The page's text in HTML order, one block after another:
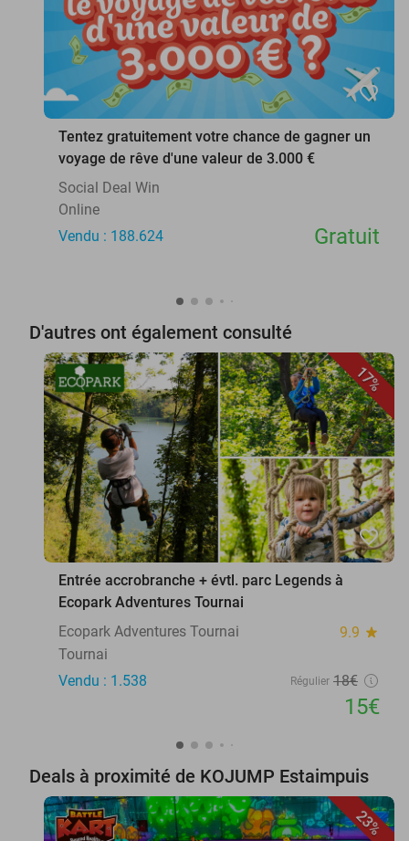
favorite_border
Tentez gratuitement votre chance de gagner un
voyage de rêve d'une valeur de 3.000 €
Social Deal Win
Online
Vendu : 188.624
Gratuit
D'autres ont également consulté
17%
favorite_border
Entrée accrobranche + évtl. parc Legends à
Ecopark Adventures Tournai
Ecopark Adventures Tournai
9.9 star
Tournai
Vendu : 1.538
Régulier 18€
15€
Deals à proximité de KOJUMP Estaimpuis
23%